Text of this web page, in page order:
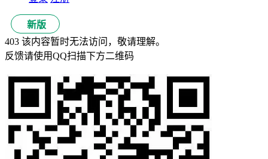
新版
403 该内容暂时无法访问，敬请理解。
反馈请使用QQ扫描下方二维码